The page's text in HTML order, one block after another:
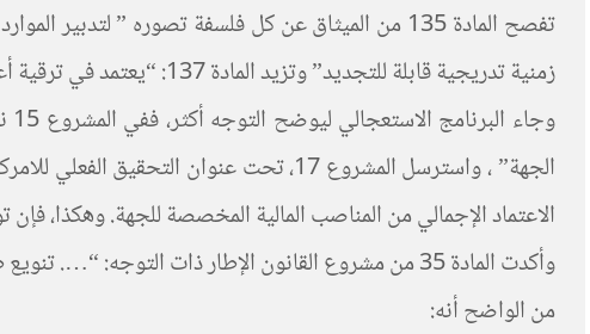
تفصح المادة 135 من الميثاق عن كل فلسفة تصوره ”
زمنية تدريجية قابلة للتجديد” وتزيد المادة 137: “يعتمد في ترقية أعضاء هيئة التربية والتكوين ومكافأتهم على مبدأ المردودية التربوية…”.
الجهة” ، واسترسل المشروع 17، تحت
الاعتماد الإجمالي من المناصب المالية المخصصة للجهة. وهكذا،
وأكدت المادة 35 من مشروع القانون الإطار ذات التوجه: “…. تنويع طرق التوظيف والتشغيل لولوج مختلف الفئات المهنية، بما فيها الية التعاقد”.
من الواضح أنه: